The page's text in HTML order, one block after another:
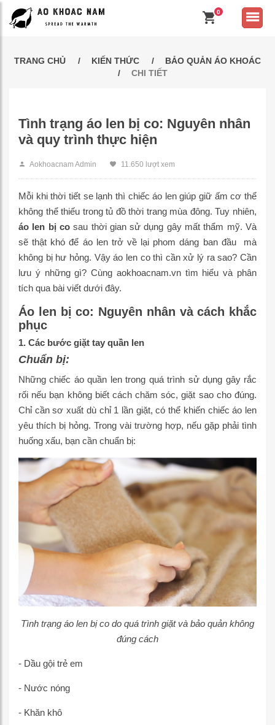
0
TRANG CHỦ KIẾN THỨC
BẢO QUẢN ÁO KHOÁC
CHI TIẾT
Tình trạng áo len bị co: Nguyên nhân
và quy trình thực hiện
Aokhoacnam Admin 11.650 lượt xem
Mỗi khi thời tiết se lạnh thì chiếc áo len giúp giữ ấm cơ thể
không thể thiếu trong tủ đồ thời trang mùa đông. Tuy nhiên,
áo len bị cosau thời gian sử dụng gây mất thẩm mỹ. Và
sẽ thật khó để áo len trở về lại phom dáng ban đầu mà
không bị hư hỏng. Vậy áo len co thì cần xử lý ra sao? Cần
lưu ý những gì? Cùng aokhoacnam.vn tìm hiểu và phân
tích qua bài viết dưới đây.
Áo len bị co: Nguyên nhân và cách khắc
phục
1. Các bước giặt tay quần len
Chuẩn bị:
Những chiếc áo quần len trong quá trình sử dụng gây rắc
rối nếu bạn không biết cách chăm sóc, giặt sao cho đúng.
Chỉ cần sơ xuất dù chỉ 1 lần giặt, có thể khiến chiếc áo len
yêu thích bị hỏng. Trong vài trường hợp, nếu gặp phải tình
huống xấu, bạn cần chuẩn bị:
Tình trạng áo len bị co do quá trình giặt và bảo quản không
đúng cách
- Dầu gội trẻ em
- Nước nóng
- Khăn khô